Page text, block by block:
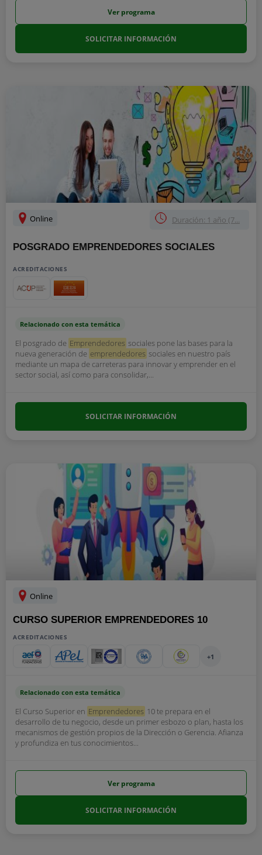
Ver programa
SOLICITAR INFORMACIÓN
Online Duración: 1 año (7...
POSGRADO EMPRENDEDORES SOCIALES
ACREDITACIONES
Relacionado con esta temática
El posgrado de Emprendedores sociales pone las bases para la
nueva generación de emprendedores sociales en nuestro país
mediante un mapa de carreteras para innovar y emprender en el
sector social, así como para consolidar,...
SOLICITAR INFORMACIÓN
Online
CURSO SUPERIOR EMPRENDEDORES 10
ACREDITACIONES
+1
Relacionado con esta temática
El Curso Superior en Emprendedores 10 te prepara en el
desarrollo de tu negocio, desde un primer esbozo o plan, hasta los
mecanismos de gestión propios de la Dirección o Gerencia. Afianza
y profundiza en tus conocimientos...
Ver programa
SOLICITAR INFORMACIÓN